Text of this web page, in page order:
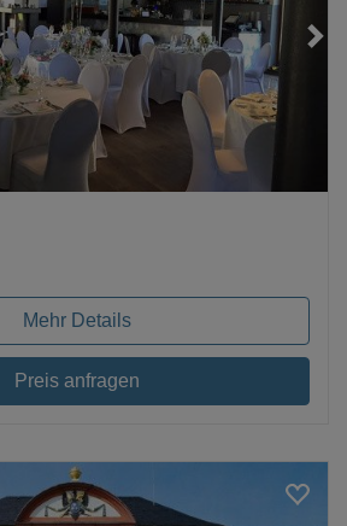
Loading...
Mehr Details
Preis anfragen